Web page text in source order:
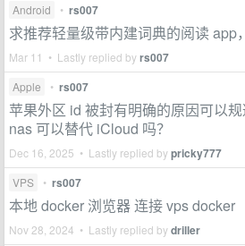
Android • rs007
求推荐轻量级带内建词典的阅读 app，
Mar 11 • Lastly replied byrs007
Apple • rs007
苹果外区 id 被封有明确的原因可以
nas 可以替代 iCloud 吗？
Dec 16, 2025 • Lastly replied bypricky777
VPS • rs007
本地 docker 浏览器 连接 vps docker
Nov 28, 2024 • Lastly replied bydriller